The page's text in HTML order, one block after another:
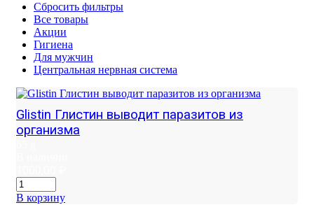
Сбросить фильтры
Все товары
Акции
Гигиена
Для мужчин
Центральная нервная система
Glistin Глистин выводит паразитов из
организма
В корзину